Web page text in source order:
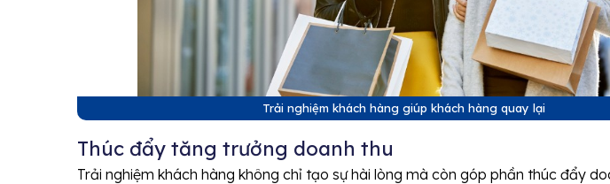
Trải nghiệm khách hàng giúp khách hàng quay lại
Thúc đẩy tăng trưởng doanh thu
Trải nghiệm khách hàng không chỉ tạo sự hài lòng mà còn góp phần thúc đẩy